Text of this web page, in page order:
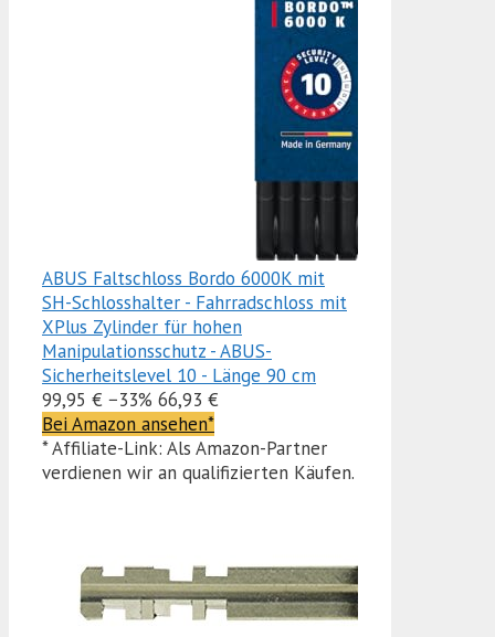
ABUS Faltschloss Bordo 6000K mit
SH-Schlosshalter - Fahrradschloss mit
XPlus Zylinder für hohen
Manipulationsschutz - ABUS-
Sicherheitslevel 10 - Länge 90 cm
99,95 € −33% 66,93 €
Bei Amazon ansehen*
* Affiliate-Link: Als Amazon-Partner
verdienen wir an qualifizierten Käufen.